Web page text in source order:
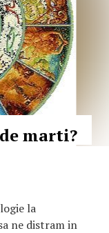
marti?
la
ne distram in